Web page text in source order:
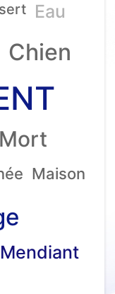
Eau
Chien
Mort
Maison
Mendiant